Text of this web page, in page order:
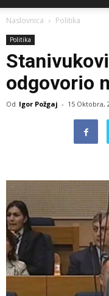
Naslovnica Politika
Politika
odgovorio
Od Igor Požgaj - 15 Oktobra,